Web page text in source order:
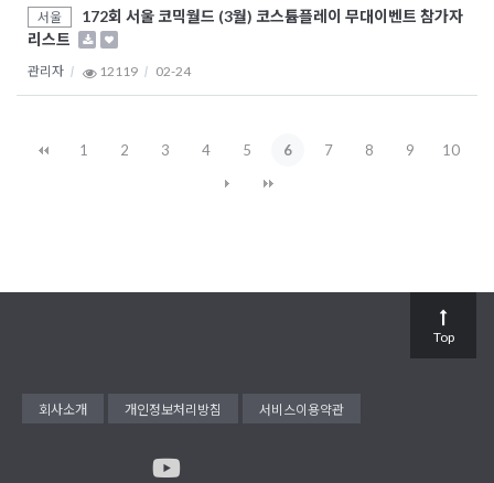
서울
172회 서울 코믹월드 (3월) 코스튬플레이 무대이벤트 참가자
리스트
관리자 12119 02-24
1 2 3 4 5 6 7 8 9 10
회사소개 개인정보처리방침 서비스이용약관
Top